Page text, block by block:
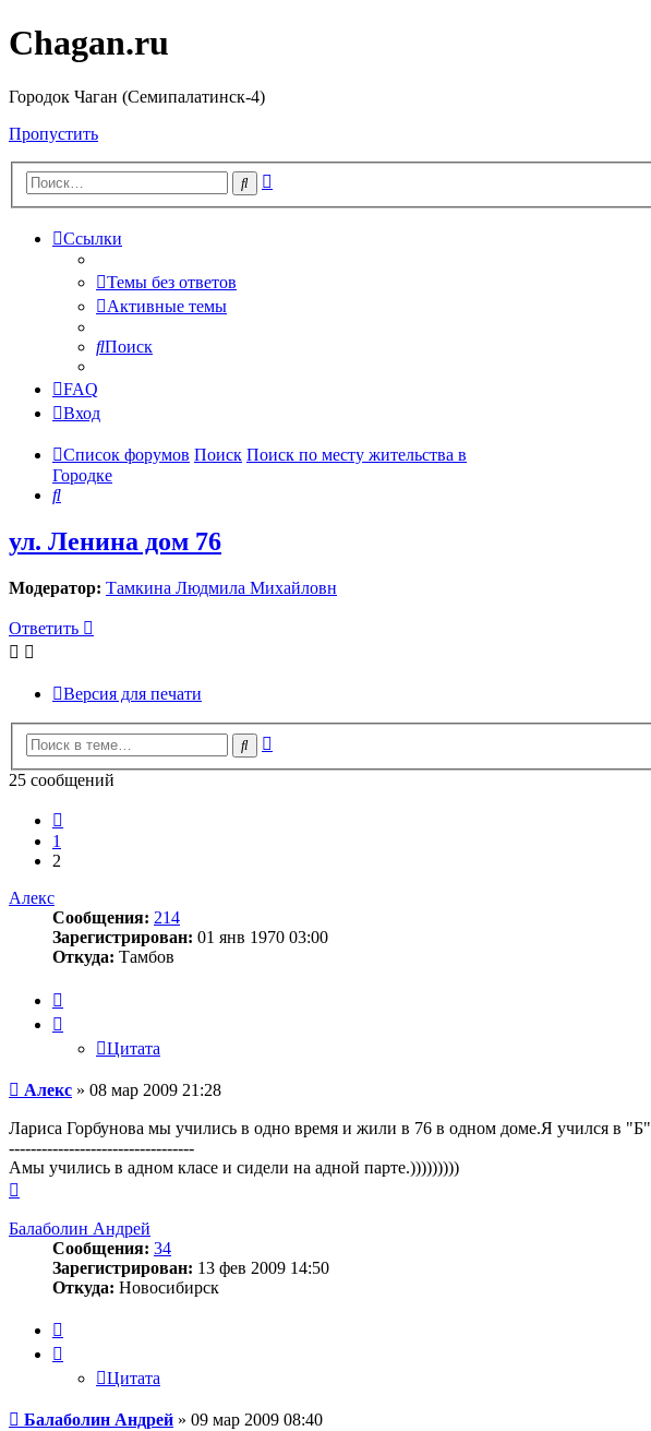
Chagan.ru
Городок Чаган (Семипалатинск-4)
Пропустить
Поиск
Ссылки
Темы без ответов
Активные темы
Поиск
FAQ
Вход
Список форумов Поиск Поиск по месту жительства в
Городке
Поиск
ул. Ленина дом 76
Модератор: Тамкина Людмила Михайловн
Ответить
Версия для печати
Поиск
25 сообщений
1
2
Алекс
Сообщения: 214
Зарегистрирован: 01 янв 1970 03:00
Откуда: Тамбов
Цитата
Сообщение
Алекс » 08 мар 2009 21:28
Лариса Горбунова мы учились в одно время и жили в 76 в одном доме.Я учился в "Б"
----------------------------------
Амы учились в адном класе и сидели на адной парте.)))))))))
началу
Балаболин Андрей
Сообщения: 34
Зарегистрирован: 13 фев 2009 14:50
Откуда: Новосибирск
Цитата
Сообщение
Балаболин Андрей » 09 мар 2009 08:40